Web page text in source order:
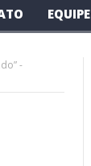
EQUIPE
-